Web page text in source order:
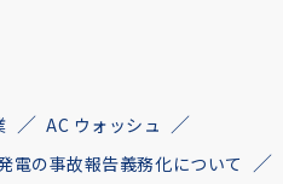
AC ウォッシュ
電の事故報告義務化について